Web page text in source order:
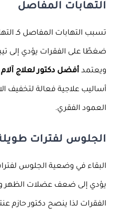
التهابات المفاصل
تسبب التهابات المفاصل كـ
ضغطًا على الفقرات يؤدي إلى
ويعتمد أفضل دكتور لعلاج
أساليب علاجية فعالة لتخفيف
العمود الفقري.
الجلوس لفترات
البقاء في وضعية الجلوس
يؤدي إلى ضعف عضلات الظهر
الفقرات لذا ينصح دكتور حازم